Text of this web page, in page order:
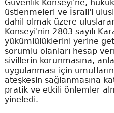
Güvenlik Konseyi'ne,
üstlenmeleri ve İsrail'i
dahil olmak üzere
Konseyi'nin 2803 sayılı
yükümlülüklerini yerine
sorumlu olanları hesap
sivillerin korunmasına,
uygulanması için
ateşkesin sağlanmasına
pratik ve etkili önlemler
yineledi.